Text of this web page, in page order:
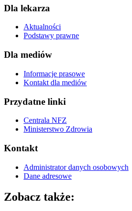
Dla lekarza
Aktualności
Podstawy prawne
Dla mediów
Informacje prasowe
Kontakt dla mediów
Przydatne linki
Centrala NFZ
Ministerstwo Zdrowia
Kontakt
Administrator danych osobowych
Dane adresowe
Zobacz także: